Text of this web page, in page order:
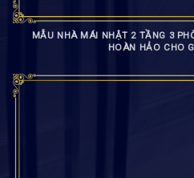
MẪU NHÀ MÁI NHẬT 2 TẦNG 3
HOÀN HẢO CHO